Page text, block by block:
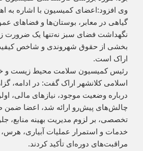
وی افزود:اعضای کمیسیون با اشاره به
گیاهی در معابر، بوستان‌ها و فضاهای
نگهداشت فضای سبز نه‌تنها یک ضرورت
بخشی از حقوق شهروندی و شاخص
اراک است.
رئیس کمیسیون سلامت محیط زیست و
اسلامی کلانشهر اراک گفت: در ادامه،
درباره وضعیت موجود، نیازهای مالی،
چالش‌های پیش‌رو ارائه شد، اعضا
تخصصی، بر لزوم مدیریت بهینه منابع،
خدمات و استمرار عملیات آبیاری،
مراقبت‌های دوره‌ای تأکید کردند.